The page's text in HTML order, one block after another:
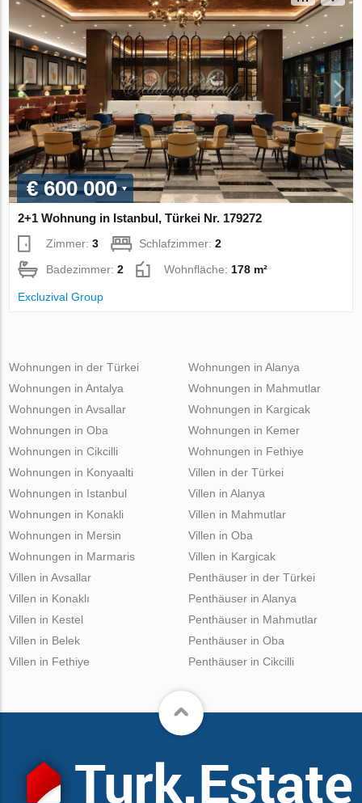
€ 600 000
2+1 Wohnung in Istanbul, Türkei Nr. 179272
Zimmer:3 Schlafzimmer:2
Badezimmer:2 Wohnfläche: 178 m²
Excluzival Group
Wohnungen in der Türkei
Wohnungen in Antalya
Wohnungen in Avsallar
Wohnungen in Oba
Wohnungen in Cikcilli
Wohnungen in Alanya
Wohnungen in Mahmutlar
Wohnungen in Kargicak
Wohnungen in Kemer
Wohnungen in Fethiye
Wohnungen in Konyaalti
Wohnungen in Istanbul
Wohnungen in Konakli
Wohnungen in Mersin
Wohnungen in Marmaris
Villen in der Türkei
Villen in Alanya
Villen in Mahmutlar
Villen in Oba
Villen in Kargicak
Villen in Avsallar
Villen in Konaklı
Villen in Kestel
Villen in Belek
Villen in Fethiye
Penthäuser in der Türkei
Penthäuser in Alanya
Penthäuser in Mahmutlar
Penthäuser in Oba
Penthäuser in Cikcilli